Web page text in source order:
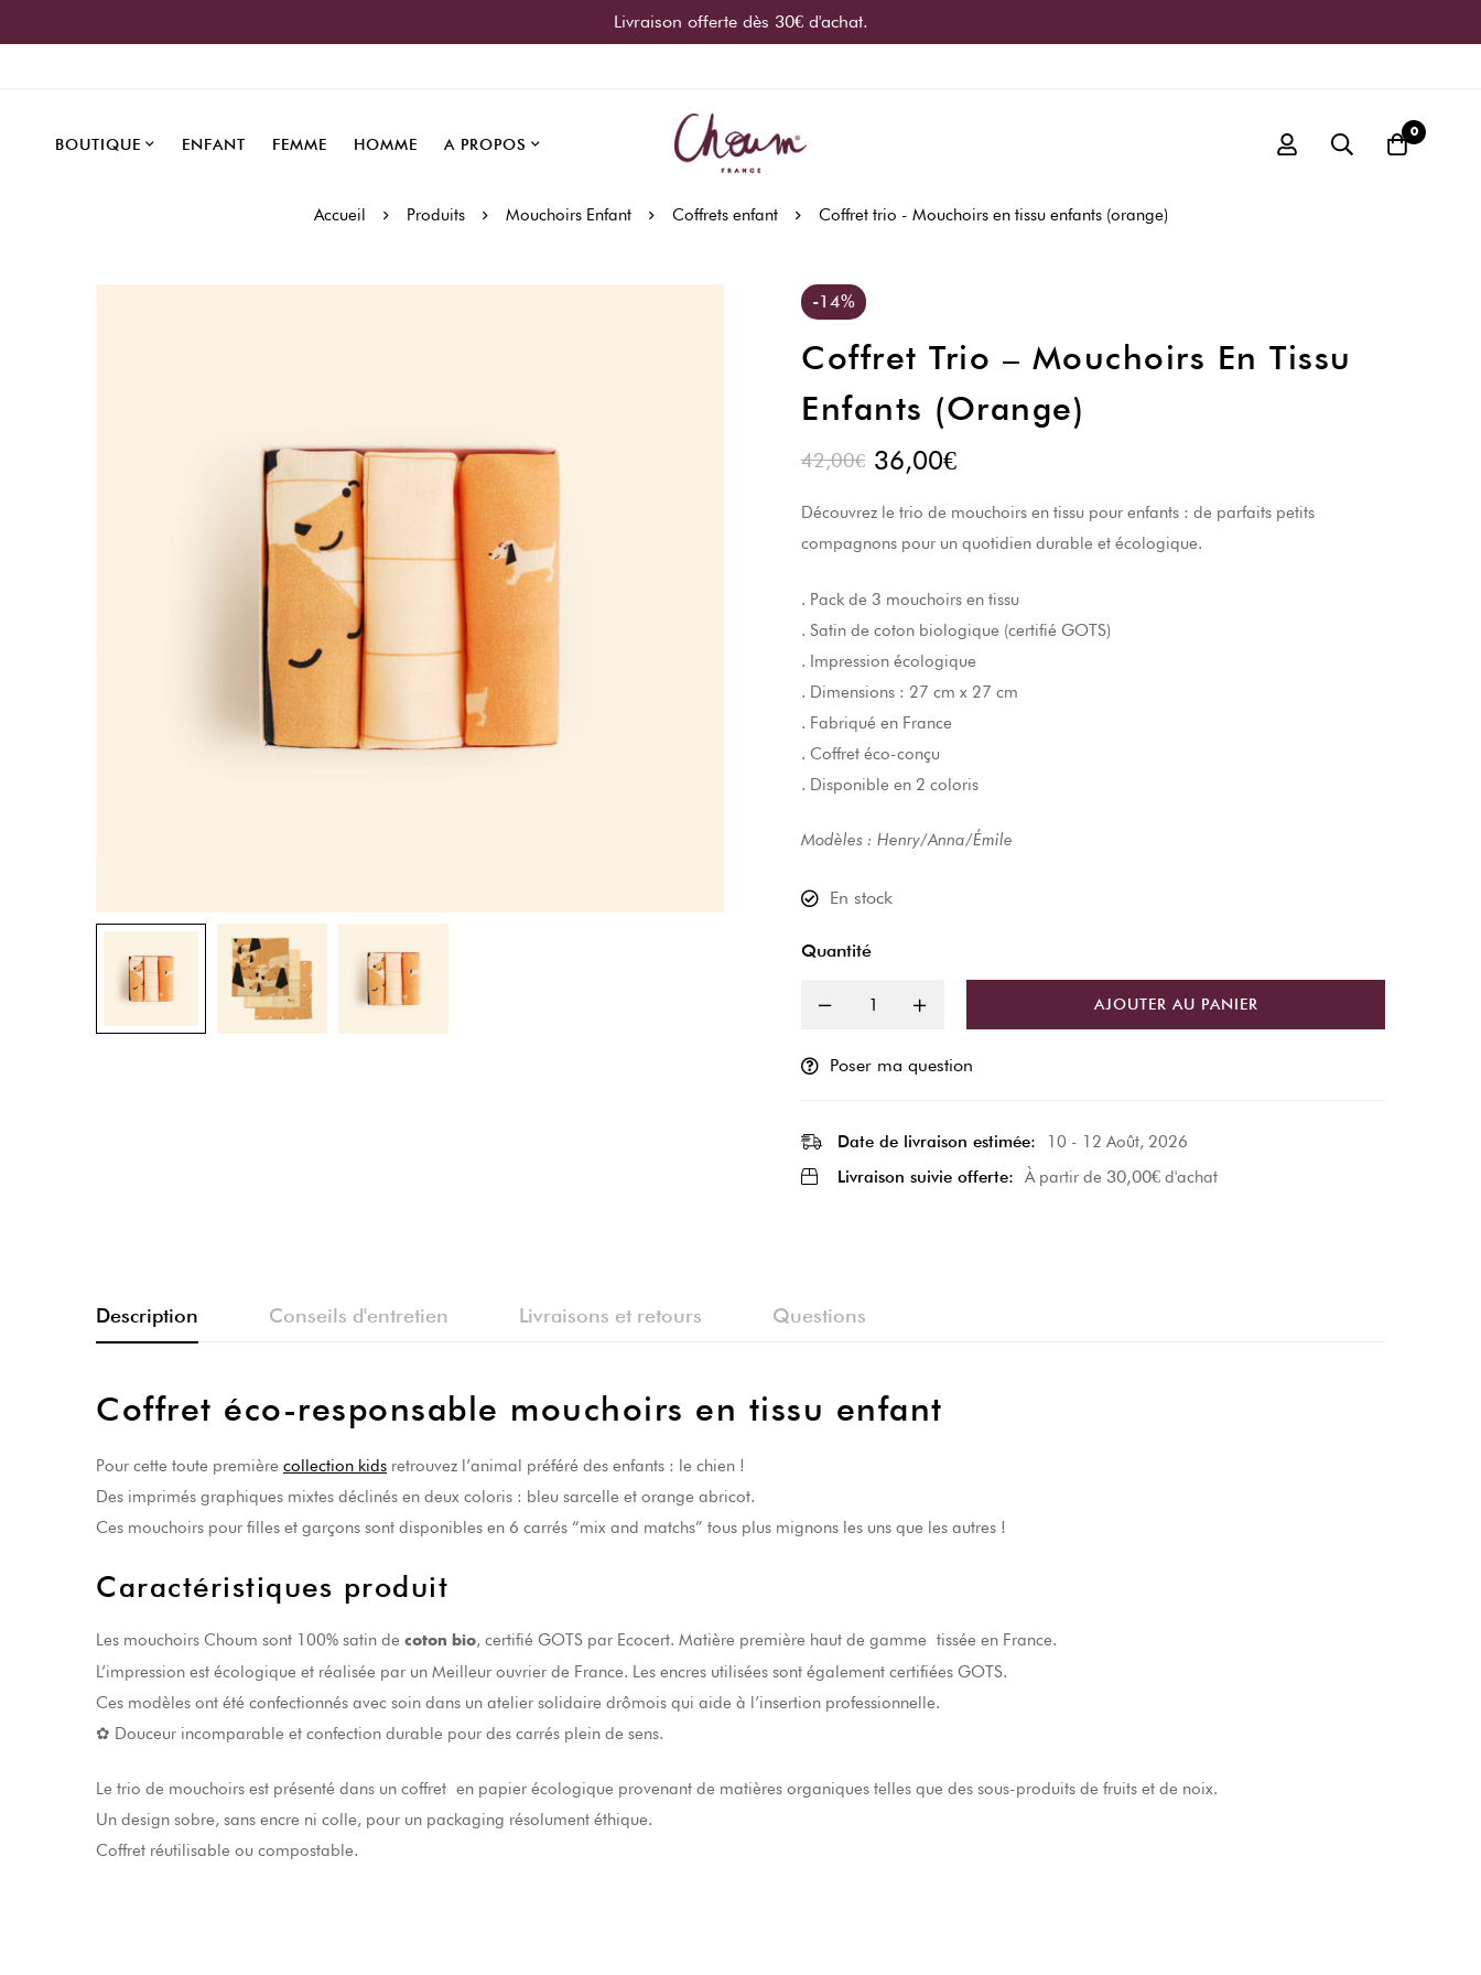
Livraison offerte dès 30€ d'achat.
BOUTIQUE ENFANT FEMME HOMME A PROPOS
0
Accueil Produits Mouchoirs Enfant Coffrets enfant Coffret trio - Mouchoirs en tissu enfants (orange)
-14%
Coffret Trio – Mouchoirs En Tissu
Enfants (orange)
42,00€ 36,00€
Découvrez le trio de mouchoirs en tissu pour enfants : de parfaits petits
compagnons pour un quotidien durable et écologique.
. Pack de 3 mouchoirs en tissu
. Satin de coton biologique (certifié GOTS)
. Impression écologique
. Dimensions : 27 cm x 27 cm
. Fabriqué en France
. Coffret éco-conçu
. Disponible en 2 coloris
Modèles : Henry/Anna/Émile
En stock
Quantité
AJOUTER AU PANIER
Poser ma question
Date de livraison estimée:
10 - 12 Août, 2026
Livraison suivie offerte:
À partir de 30,00€ d'achat
Description Conseils d'entretien Livraisons et retours Questions
Coffret éco-responsable mouchoirs en tissu enfant
Pour cette toute première collection kids retrouvez l’animal préféré des enfants : le chien !
Des imprimés graphiques mixtes déclinés en deux coloris : bleu sarcelle et orange abricot.
Ces mouchoirs pour filles et garçons sont disponibles en 6 carrés “mix and matchs” tous plus mignons les uns que les autres !
Caractéristiques produit
Les mouchoirs Choum sont 100% satin de coton bio, certifié GOTS par Ecocert. Matière première haut de gamme tissée en France.
L’impression est écologique et réalisée par un Meilleur ouvrier de France. Les encres utilisées sont également certifiées GOTS.
Ces modèles ont été confectionnés avec soin dans un atelier solidaire drômois qui aide à l’insertion professionnelle.
✿ Douceur incomparable et confection durable pour des carrés plein de sens.
Le trio de mouchoirs est présenté dans un coffret en papier écologique provenant de matières organiques telles que des sous-produits de fruits et de noix.
Un design sobre, sans encre ni colle, pour un packaging résolument éthique.
Coffret réutilisable ou compostable.